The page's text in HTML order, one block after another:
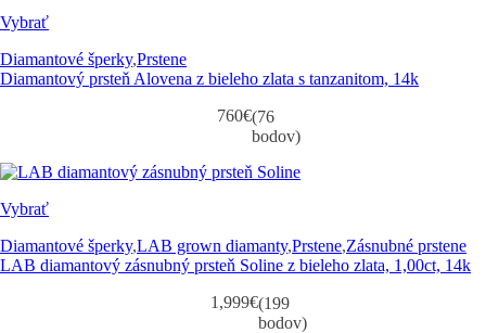
Vybrať
Diamantové šperky,Prstene
Diamantový prsteň Alovena z bieleho zlata s tanzanitom, 14k
760€(76
bodov)
Vybrať
Diamantové šperky,LAB grown diamanty,Prstene,Zásnubné prstene
LAB diamantový zásnubný prsteň Soline z bieleho zlata, 1,00ct, 14k
1,999€(199
bodov)